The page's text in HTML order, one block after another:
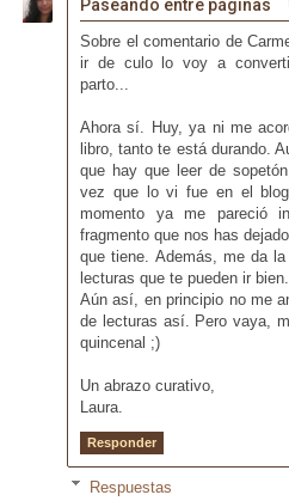
Paseando entre páginas
Sobre el comentario de
ir de culo lo voy a
parto...
Ahora sí. Huy, ya ni me
libro, tanto te está durando.
que hay que leer de
vez que lo vi fue en el
momento ya me pareció
fragmento que nos has
que tiene. Además, me da
lecturas que te pueden ir bien.
Aún así, en principio no me
de lecturas así. Pero vaya,
quincenal ;)
Un abrazo curativo,
Laura.
Responder
Respuestas